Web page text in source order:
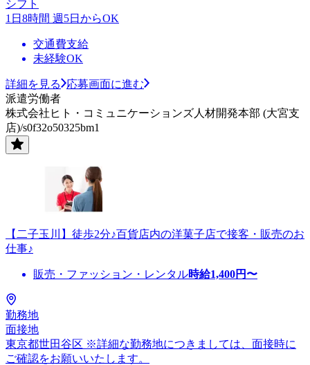
シフト
1日8時間 週5日からOK
交通費支給
未経験OK
詳細を見る
応募画面に進む
派遣労働者
株式会社ヒト・コミュニケーションズ人材開発本部 (大宮支
店)/s0f32o50325bm1
【二子玉川】徒歩2分♪百貨店内の洋菓子店で接客・販売のお
仕事♪
販売・ファッション・レンタル時給1,400円〜
勤務地
面接地
東京都世田谷区 ※詳細な勤務地につきましては、面接時に
ご確認をお願いいたします。